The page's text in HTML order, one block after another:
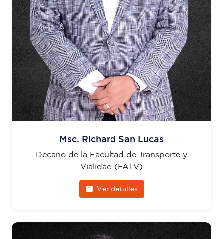
Msc. Richard San Lucas
Decano de la Facultad de Transporte y
Vialidad (FATV)
Ver detalles